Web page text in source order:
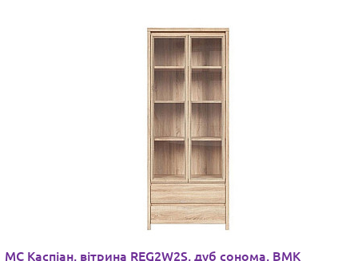
МС Каспіан, вітрина REG2W2S, дуб сонома, ВМК